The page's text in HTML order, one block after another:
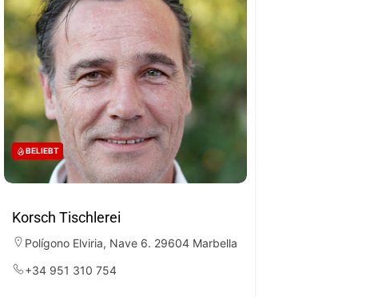
BELIEBT
Korsch Tischlerei
Polígono Elviria, Nave 6. 29604 Marbella
+34 951 310 754